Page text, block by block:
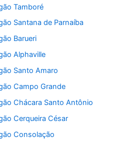
Tamboré
Santana de Parnaíba
Barueri
Alphaville
Santo Amaro
Campo Grande
Chácara Santo Antônio
Cerqueira César
Consolação